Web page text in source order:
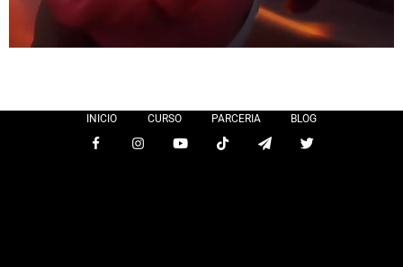
INICIO CURSO PARCERIA BLOG